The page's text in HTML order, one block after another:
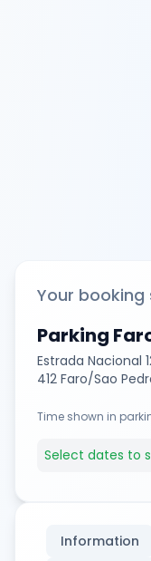
Your
Parking
Estrada Nacional
412 Faro/Sao
Time shown in
Select dates to
Information